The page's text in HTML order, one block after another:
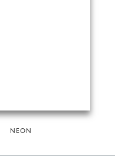
NEON